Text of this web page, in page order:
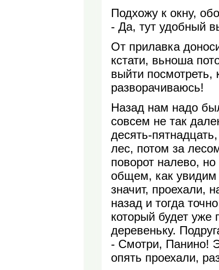
Подхожу к окну,
- Да, тут удобный
От прилавка
кстати, вьноша
выйти посмотреть,
разворачиваюсь!
Назад нам надо
совсем не так
десять-
лес, потом за
поворот налево,
общем, как увидим
значит, проехали,
назад и тогда
который будет
деревеньку.
- Смотри, Панино!
опять проехали,